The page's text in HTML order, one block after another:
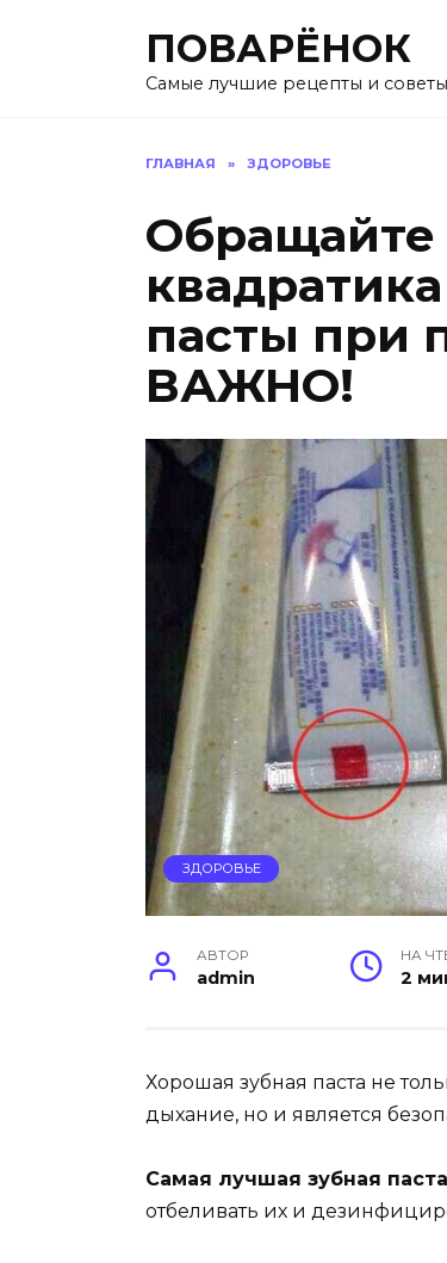
ПОВАРЁНОК
Самые лучшие рецепты и советы
ГЛАВНАЯ » ЗДОРОВЬЕ
Обращайте
пасты при
ВАЖНО!
ЗДОРОВЬЕ
АВТОР
admin
НА
2
Хорошая зубная паста не
дыхание, но и является
Самая лучшая зубная паста
отбеливать их и